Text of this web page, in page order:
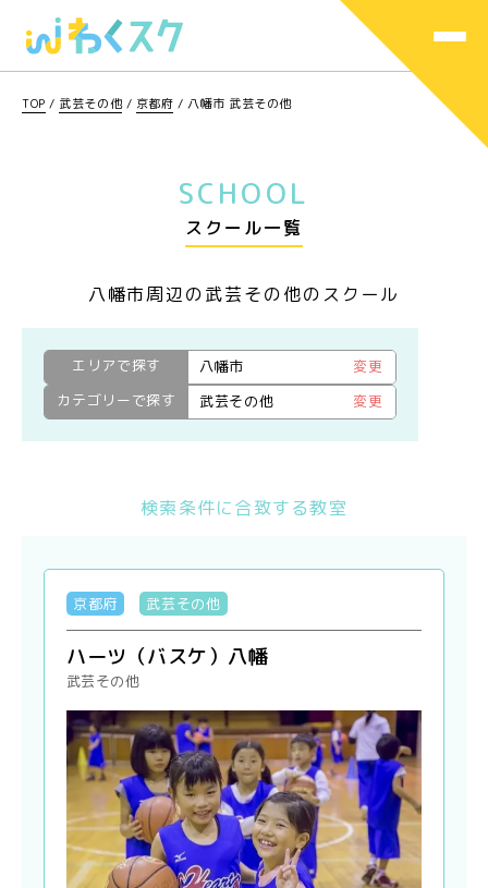
TOP / 武芸その他 / 京都府 /八幡市 武芸その他
SCHOOL
スクール一覧
八幡市周辺の武芸その他のスクール
エリアで探す 八幡市
変更
カテゴリーで探す
武芸その他 変更
検索条件に合致する教室
京都府 武芸その他
ハーツ（バスケ）八幡
武芸その他